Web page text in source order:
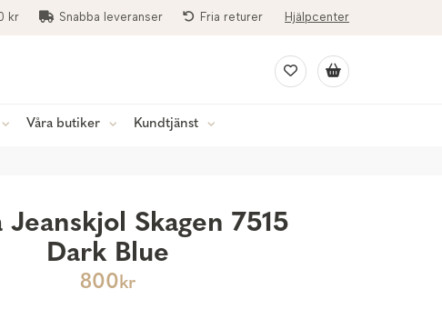
kr Snabba leveranser Fria returer Hjälpcenter
Våra butiker Kundtjänst
Jeanskjol Skagen 7515
Dark Blue
800kr